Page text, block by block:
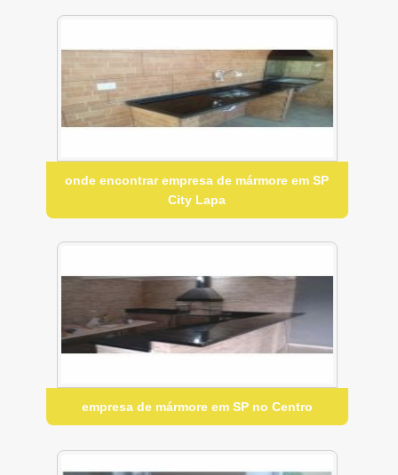
onde encontrar empresa de mármore em SP
City Lapa
empresa de mármore em SP no Centro